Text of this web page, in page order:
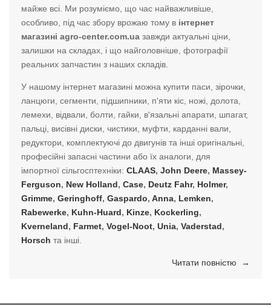
майже всі. Ми розуміємо, що час найважливіше,
особливо, під час збору врожаю тому в інтернет
магазині agro-center.com.ua завжди актуальні ціни,
залишки на складах, і що найголовніше, фотографії
реальних запчастин з наших складів.
У нашому інтернет магазині можна купити паси, зірочки,
ланцюги, сегменти, підшипники, п'яти кіс, ножі, долота,
лемехи, відвали, болти, гайки, в'язальні апарати, шпагат,
пальці, висівні диски, чистики, муфти, карданні вали,
редуктори, комплектуючі до двигунів та інші оригінальні,
професійні запасні частини або їх аналоги, для
імпортної сільгосптехніки: CLAAS, John Deere, Massey-
Ferguson, New Holland, Case, Deutz Fahr, Holmer,
Grimme, Geringhoff, Gaspardo, Anna, Lemken,
Rabewerke, Kuhn-Huard, Kinze, Kockerling,
Kverneland, Farmet, Vogel-Noot, Unia, Vaderstad,
Horsch та інші.
Читати повністю →